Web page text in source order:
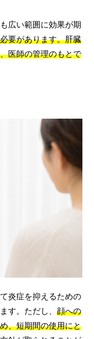
広い範囲に効果が期
要があります。肝臓
医師の管理のもとで
炎症を抑えるための
す。ただし、 顔への
、短期間の使用にと